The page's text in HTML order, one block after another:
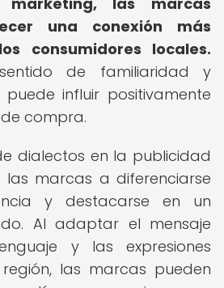
una conexión más
consumidores locales.
de familiaridad y
influir positivamente
compra.
dialectos en la publicidad
marcas a diferenciarse
y destacarse en un
Al adaptar el mensaje
y las expresiones
las marcas pueden